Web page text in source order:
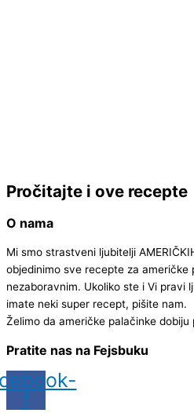
Pročitajte i ove recepte
O nama
Mi smo strastveni ljubitelji
objedinimo sve recepte za američke
nezaboravnim. Ukoliko ste i Vi pravi
imate neki super recept, pišite nam.
Želimo da američke palačinke dobiju
Pratite nas na Fejsbuku
f